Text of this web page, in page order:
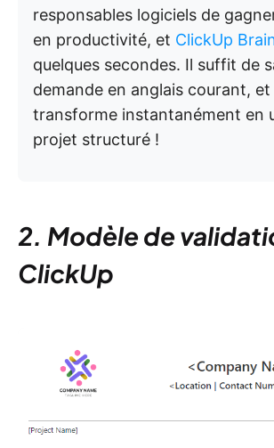
responsables logiciels de
en productivité, et ClickUp
quelques secondes. Il suffit de
demande en anglais courant, et
transforme instantanément en
projet structuré !
2. Modèle de
ClickUp